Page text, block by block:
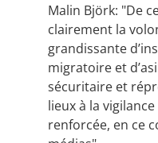
Malin Björk: "De
clairement la
grandissante
migratoire et
sécuritaire et
lieux à la
renforcée, en ce